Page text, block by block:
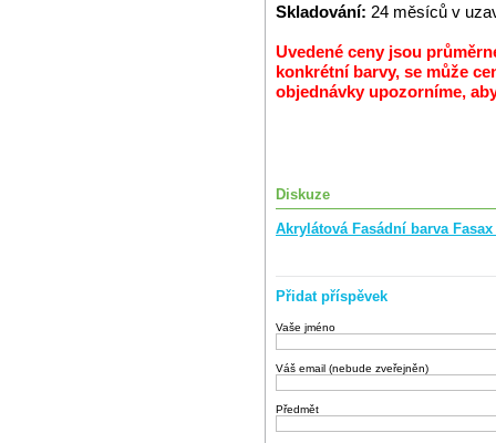
Skladování: 24 měsíců v
Uvedené ceny jsou
konkrétní barvy, se může
objednávky upozorníme,
Diskuze
Akrylátová Fasádní barva Fasax
Přidat příspěvek
Vaše jméno
Váš email (nebude zveřejněn)
Předmět